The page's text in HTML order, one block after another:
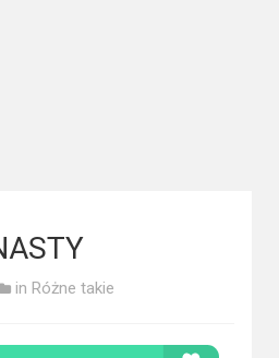
in Różne takie